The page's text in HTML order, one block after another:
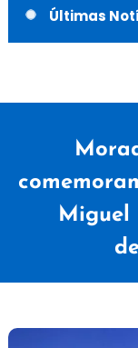
Últimas
Miguel